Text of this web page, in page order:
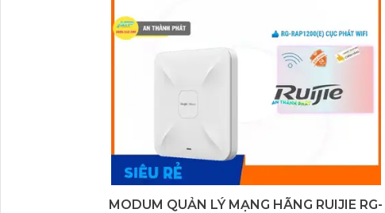
suất cao giúp RG-AP180 trở thành một lựa chọn
lý tưởng cho việc quản lý mạng trong các doanh
nghiệp, tổ chức hoặc nhà riêng với nhu cầu sử
MODUM QUẢN LÝ MẠNG HÃNG RUIJIE RG-